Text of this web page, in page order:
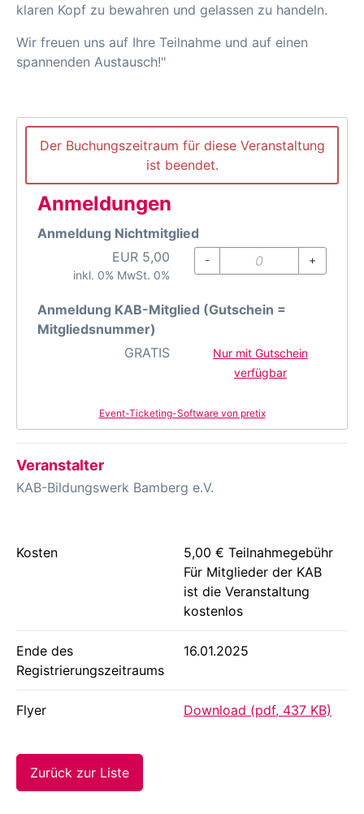
klaren Kopf zu bewahren und gelassen zu handeln.
Wir freuen uns auf Ihre Teilnahme und auf einen
spannenden Austausch!"
Der Buchungszeitraum für diese Veranstaltung
ist beendet.
Anmeldungen
Anmeldung Nichtmitglied
EUR 5,00
inkl. 0% MwSt. 0%
- +
Anmeldung KAB-Mitglied (Gutschein =
Mitgliedsnummer)
GRATIS
Nur mit Gutschein
verfügbar
Event-Ticketing-Software von pretix
Veranstalter
KAB-Bildungswerk Bamberg e.V.
Kosten
5,00 € Teilnahmegebühr
Für Mitglieder der KAB
ist die Veranstaltung
kostenlos
Ende des
Registrierungszeitraums
16.01.2025
Flyer Download (pdf, 437 KB)
Zurück zur Liste